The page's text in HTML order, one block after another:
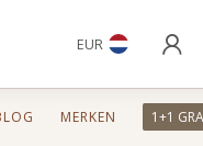
EUR
MERKEN 1+1